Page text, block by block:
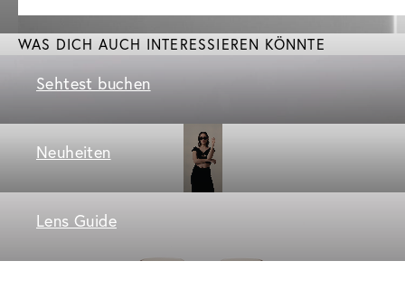
WAS DICH AUCH INTERESSIEREN KÖNNTE
Sehtest buchen
Neuheiten
Lens Guide